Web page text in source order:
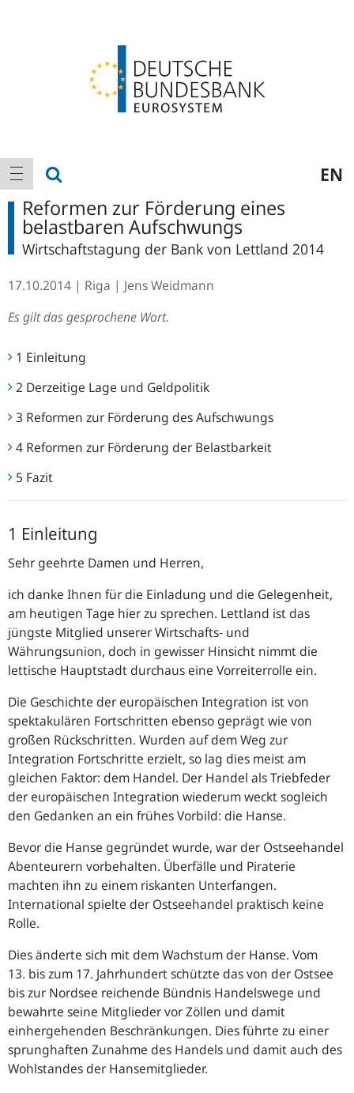
Hauptnavigation
Navigation anzeigen EN
Reformen zur Förderung eines
belastbaren Aufschwungs
Wirtschaftstagung der Bank von Lettland 2014
17.10.2014 Riga
Jens Weidmann
Es gilt das gesprochene Wort.
1 Einleitung
2 Derzeitige Lage und Geldpolitik
3 Reformen zur Förderung des Aufschwungs
4 Reformen zur Förderung der Belastbarkeit
5 Fazit
1 Einleitung
Sehr geehrte Damen und Herren,
ich danke Ihnen für die Einladung und die Gelegenheit,
am heutigen Tage hier zu sprechen. Lettland ist das
jüngste Mitglied unserer Wirtschafts- und
Währungsunion, doch in gewisser Hinsicht nimmt die
lettische Hauptstadt durchaus eine Vorreiterrolle ein.
Die Geschichte der europäischen Integration ist von
spektakulären Fortschritten ebenso geprägt wie von
großen Rückschritten. Wurden auf dem Weg zur
Integration Fortschritte erzielt, so lag dies meist am
gleichen Faktor: dem Handel. Der Handel als Triebfeder
der europäischen Integration wiederum weckt sogleich
den Gedanken an ein frühes Vorbild: die Hanse.
Bevor die Hanse gegründet wurde, war der Ostseehandel
Abenteurern vorbehalten. Überfälle und Piraterie
machten ihn zu einem riskanten Unterfangen.
International spielte der Ostseehandel praktisch keine
Rolle.
Dies änderte sich mit dem Wachstum der Hanse. Vom
13. bis zum 17. Jahrhundert schützte das von der Ostsee
bis zur Nordsee reichende Bündnis Handelswege und
bewahrte seine Mitglieder vor Zöllen und damit
einhergehenden Beschränkungen. Dies führte zu einer
sprunghaften Zunahme des Handels und damit auch des
Wohlstandes der Hansemitglieder.